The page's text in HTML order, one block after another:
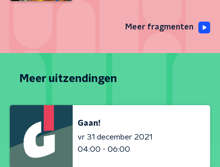
Meer fragmenten
Meer uitzendingen
Gaan!
vr 31 december 2021
04:00 - 06:00